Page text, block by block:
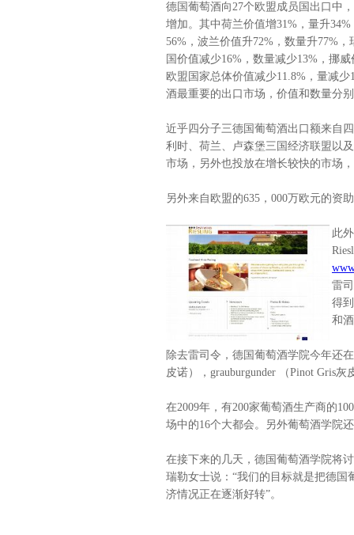
德国葡萄酒向27个欧盟成员国出口中
增加。其中荷兰价值增31%，量升
56%，波兰价值升72%，数量升77%
国价值减少16%，数量减少13%，挪
欧盟国家总体价值减少11.8%，量减
酒最重要的出口市场，价值和数量分
近乎四分子三德国葡萄酒出口额来自
利时、荷兰、卢森堡三国经济联盟以
市场，另外也投放在增长较快的市场
另外来自欧盟的635，000万欧元的资
此
雷
得
和
除去雷司令，德国葡萄酒学院今年还
皮诺），grauburgunder （Pinot Gris
在2009年，有200家葡萄酒生产商的
场中的16个大都会。另外葡萄酒学院
在接下来的几天，德国葡萄酒学院将
瑞勒女士说：“我们的目标就是把德
济情况正在逐渐好转”。